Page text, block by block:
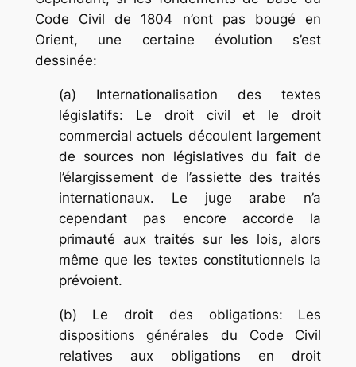
Code Civil de 1804 n’ont pas bougé en
Orient, une certaine évolution s’est
dessinée:
(a) Internationalisation des textes
législatifs: Le droit civil et le droit
commercial actuels découlent largement
de sources non législatives du fait de
l’élargissement de l’assiette des traités
internationaux. Le juge arabe n’a
cependant pas encore accorde la
primauté aux traités sur les lois, alors
même que les textes constitutionnels la
prévoient.
(b) Le droit des obligations: Les
dispositions générales du Code Civil
relatives aux obligations en droit